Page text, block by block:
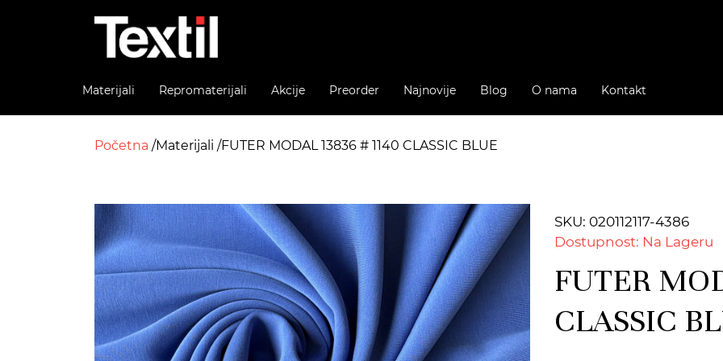
Materijali Repromaterijali Akcije Preorder Najnovije Blog O nama Kontakt
Početna Materijali FUTER MODAL 13836 # 1140 CLASSIC BLUE
SKU: 020112117-4386
Dostupnost: Na Lageru
FUTER
CLASSIC